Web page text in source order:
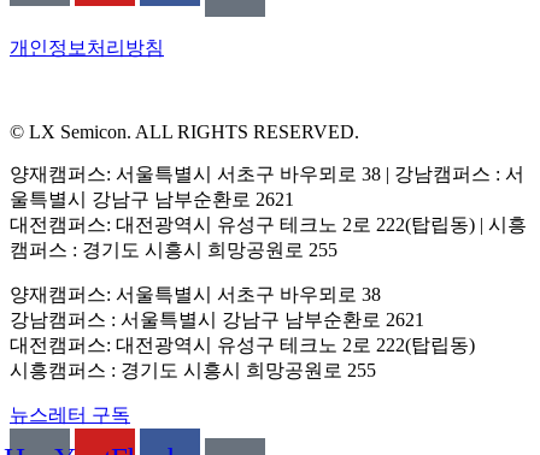
개인정보처리방침
© LX Semicon. ALL RIGHTS RESERVED.
양재캠퍼스: 서울특별시 서초구 바우뫼로 38 | 강남캠퍼스 : 서
울특별시 강남구 남부순환로 2621
대전캠퍼스: 대전광역시 유성구 테크노 2로 222(탑립동) | 시흥
캠퍼스 : 경기도 시흥시 희망공원로 255
양재캠퍼스: 서울특별시 서초구 바우뫼로 38
강남캠퍼스 : 서울특별시 강남구 남부순환로 2621
대전캠퍼스: 대전광역시 유성구 테크노 2로 222(탑립동)
시흥캠퍼스 : 경기도 시흥시 희망공원로 255
뉴스레터 구독